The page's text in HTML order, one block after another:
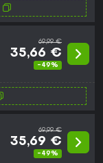
69,99 €
35,66 €
-49%
69,99 €
35,69 €
-49%